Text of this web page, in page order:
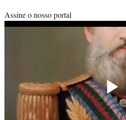
Assine o nosso portal